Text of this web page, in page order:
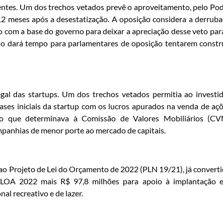
Um dos trechos vetados prevê o aproveitamento, pelo
após a desestatização. A oposição considera a
a base do governo para deixar a apreciação desse veto
dará tempo para parlamentares de oposição tentarem
das startups. Um dos trechos vetados permitia ao
iniciais da startup com os lucros apurados na venda de
que determinava à Comissão de Valores Mobiliários
de menor porte ao mercado de capitais.
Projeto de Lei do Orçamento de 2022 (PLN 19/21), já
2022 mais R$ 97,8 milhões para apoio à implantação
recreativo e de lazer.